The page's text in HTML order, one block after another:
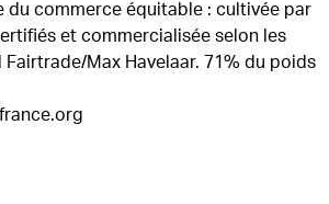
du commerce équitable : cultivée par
et commercialisée selon les
Max Havelaar. 71% du poids